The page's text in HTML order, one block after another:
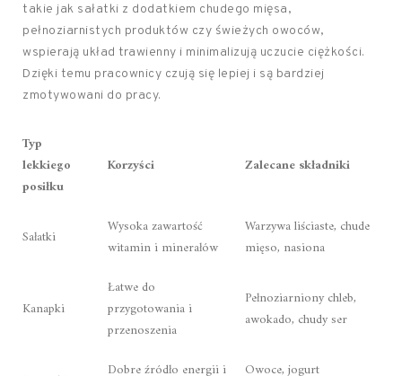
takie jak sałatki z dodatkiem chudego mięsa,
pełnoziarnistych produktów czy świeżych owoców,
wspierają układ trawienny i minimalizują uczucie ciężkości.
Dzięki temu pracownicy czują się lepiej i są bardziej
zmotywowani do pracy.
Typ
lekkiego
posiłku
Korzyści Zalecane składniki
Sałatki
Wysoka zawartość
witamin i minerałów
Warzywa liściaste, chude
mięso, nasiona
Kanapki
Łatwe do
przygotowania i
przenoszenia
Pełnoziarniony chleb,
awokado, chudy ser
Dobre źródło energii i
Owoce, jogurt